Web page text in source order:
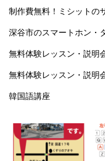
制作費無料！ミシットの
深谷市のスマートホン・
無料体験レッスン・説明
無料体験レッスン・説明
韓国語講座